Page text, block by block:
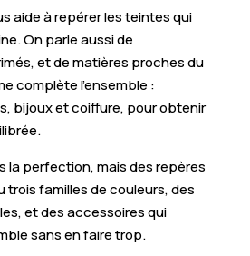
aide à repérer les teintes qui
On parle aussi de
et de matières proches du
complète l’ensemble :
bijoux et coiffure, pour obtenir
la perfection, mais des repères
trois familles de couleurs, des
et des accessoires qui
sans en faire trop.